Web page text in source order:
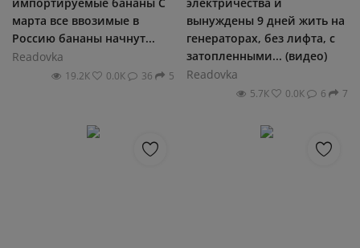
марта все ввозимые в
Россию бананы начнут...
Readovka
19.2К 0.0К 36 5
вынуждены 9 дней жить на
генераторах, без лифта, с
затопленными... (видео)
Readovka
5.7К 0.0К 6 7